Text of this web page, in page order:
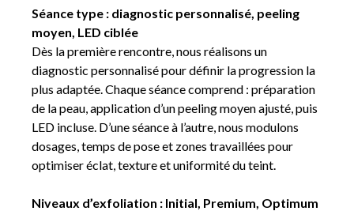
Séance type : diagnostic personnalisé, peeling
moyen, LED ciblée
Dès la première rencontre, nous réalisons un
diagnostic personnalisé pour définir la progression la
plus adaptée. Chaque séance comprend : préparation
de la peau, application d’un peeling moyen ajusté, puis
LED incluse. D’une séance à l’autre, nous modulons
dosages, temps de pose et zones travaillées pour
optimiser éclat, texture et uniformité du teint.
Niveaux d’exfoliation : Initial, Premium, Optimum